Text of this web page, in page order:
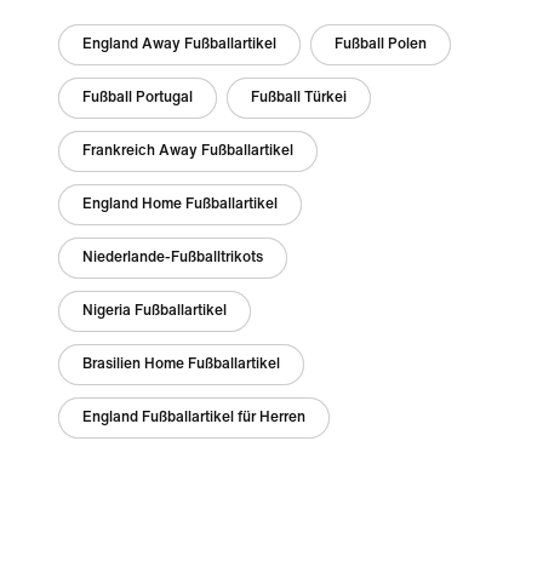
England Away Fußballartikel Fußball Polen
Fußball Portugal Fußball Türkei
Frankreich Away Fußballartikel
England Home Fußballartikel
Niederlande-Fußballtrikots
Nigeria Fußballartikel
Brasilien Home Fußballartikel
England Fußballartikel für Herren